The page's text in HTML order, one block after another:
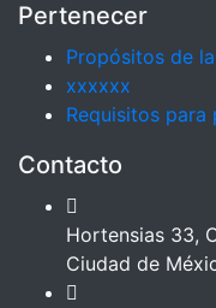
Pertenecer
Propósitos de
xxxxxx
Requisitos para
Contacto
Hortensias 33,
Ciudad de